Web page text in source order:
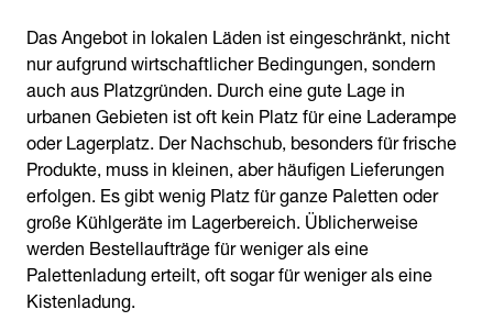
Das Angebot in lokalen Läden ist eingeschränkt, nicht
nur aufgrund wirtschaftlicher Bedingungen, sondern
auch aus Platzgründen. Durch eine gute Lage in
urbanen Gebieten ist oft kein Platz für eine Laderampe
oder Lagerplatz. Der Nachschub, besonders für frische
Produkte, muss in kleinen, aber häufigen Lieferungen
erfolgen. Es gibt wenig Platz für ganze Paletten oder
große Kühlgeräte im Lagerbereich. Üblicherweise
werden Bestellaufträge für weniger als eine
Palettenladung erteilt, oft sogar für weniger als eine
Kistenladung.